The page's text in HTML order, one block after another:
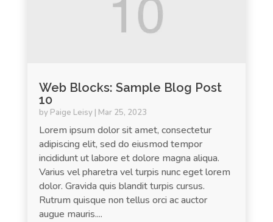
Web Blocks: Sample Blog Post
10
by Paige Leisy| Mar 25, 2023
Lorem ipsum dolor sit amet, consectetur
adipiscing elit, sed do eiusmod tempor
incididunt ut labore et dolore magna aliqua.
Varius vel pharetra vel turpis nunc eget lorem
dolor. Gravida quis blandit turpis cursus.
Rutrum quisque non tellus orci ac auctor
augue mauris....